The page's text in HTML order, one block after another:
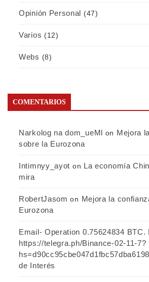
Opinión Personal (47)
Varios (12)
Webs (8)
COMENTARIOS
Narkolog na dom_ueMl on Mejora
sobre la Eurozona
Intimnyy_ayot on La economía
mira
RobertJasom on Mejora la
Eurozona
Email- Operation 0.75624834 BTC.
https://telegra.ph/Binance-02-11-7?
de Interés